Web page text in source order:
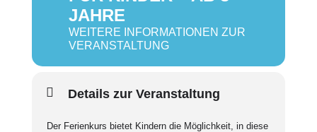
JAHRE
WEITERE INFORMATIONEN ZUR
VERANSTALTUNG
Details zur Veranstaltung
Der Ferienkurs bietet Kindern die Möglichkeit, in diese